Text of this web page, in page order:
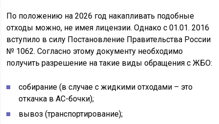
По положению на 2026 год накапливать подобные
отходы можно, не имея лицензии. Однако с 01.01. 2016
вступило в силу Постановление Правительства России
№ 1062. Согласно этому документу необходимо
получить разрешение на такие виды обращения с ЖБО:
собирание (в случае с жидкими отходами – это
откачка в АС-бочки);
вывоз (транспортирование);